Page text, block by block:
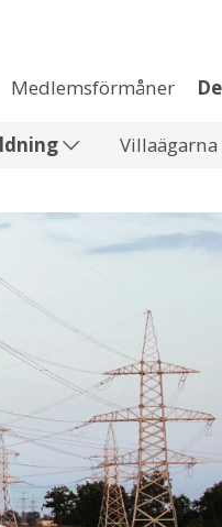
Medlemsförmåner